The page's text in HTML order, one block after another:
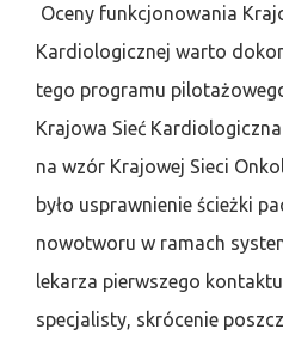
Oceny funkcjonowania
Kardiologicznej warto
tego programu
Krajowa Sieć
na wzór Krajowej Sieci
było usprawnienie ścieżki
nowotworu w ramach
lekarza pierwszego
specjalisty, skrócenie